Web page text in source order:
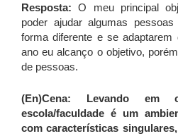
Resposta: O meu principal
poder ajudar algumas
forma diferente e se
ano eu alcanço o objetivo,
de pessoas.
(En)Cena: Levando em
escola/faculdade é um
com características